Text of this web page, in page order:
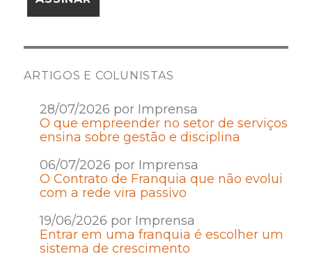
ARTIGOS E COLUNISTAS
28/07/2026 por Imprensa
O que empreender no setor de serviços
ensina sobre gestão e disciplina
06/07/2026 por Imprensa
O Contrato de Franquia que não evolui
com a rede vira passivo
19/06/2026 por Imprensa
Entrar em uma franquia é escolher um
sistema de crescimento